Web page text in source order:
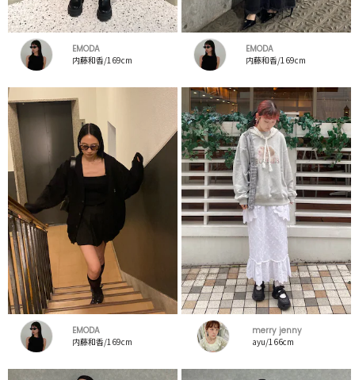
EMODA
内藤和香/169cm
EMODA
内藤和香/169cm
EMODA
内藤和香/169cm
merry jenny
ayu/166cm